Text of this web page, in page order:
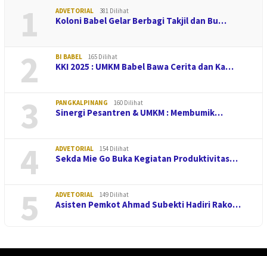
1 ADVETORIAL 381 Dilihat
Koloni Babel Gelar Berbagi Takjil dan Bu…
2 BI BABEL 165 Dilihat
KKI 2025 : UMKM Babel Bawa Cerita dan Ka…
3 PANGKALPINANG 160 Dilihat
Sinergi Pesantren & UMKM : Membumik…
4 ADVETORIAL 154 Dilihat
Sekda Mie Go Buka Kegiatan Produktivitas…
5 ADVETORIAL 149 Dilihat
Asisten Pemkot Ahmad Subekti Hadiri Rako…